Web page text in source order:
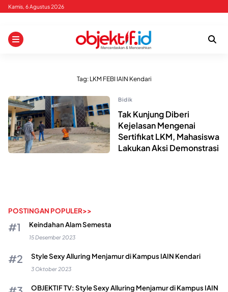
Skip
content
Kamis, 6 Agustus 2026
Tag: LKM FEBI IAIN Kendari
Bidik
Tak Kunjung Diberi
Kejelasan Mengenai
Sertifikat LKM, Mahasiswa
Lakukan Aksi Demonstrasi
POSTINGAN POPULER>>
Keindahan Alam Semesta
15 Desember 2023
Style Sexy Alluring Menjamur di Kampus IAIN Kendari
3 Oktober 2023
OBJEKTIF TV: Style Sexy Alluring Menjamur di Kampus IAIN